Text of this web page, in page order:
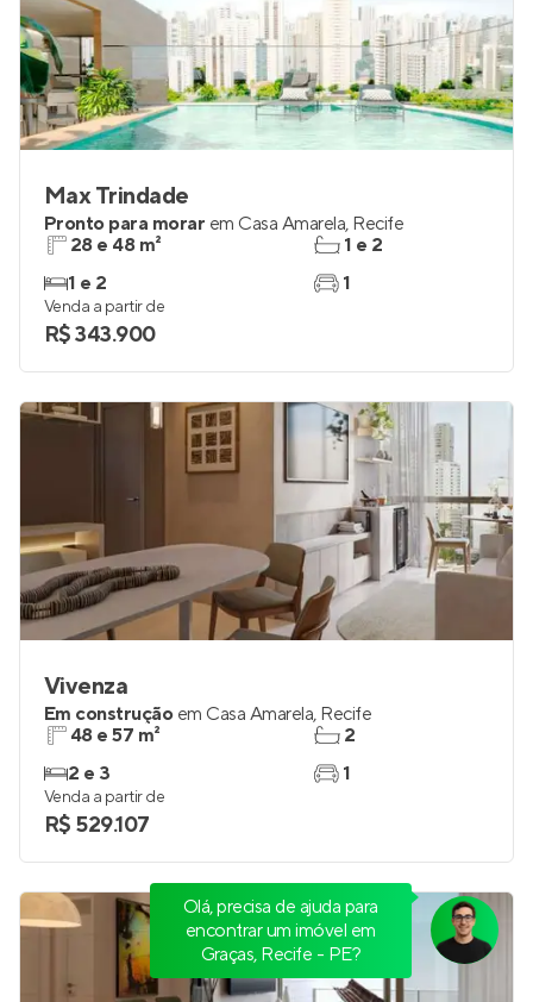
Max Trindade
Pronto para morar em Casa Amarela, Recife
28 e 48 m²
1 e 2
1 e 2
1
Venda a partir de
R$ 343.900
Vivenza
Em construção em Casa Amarela, Recife
48 e 57 m²
2 e 3
2
1
Venda a partir de
R$ 529.107
Olá, precisa de ajuda para
encontrar um imóvel em
Graças, Recife - PE?